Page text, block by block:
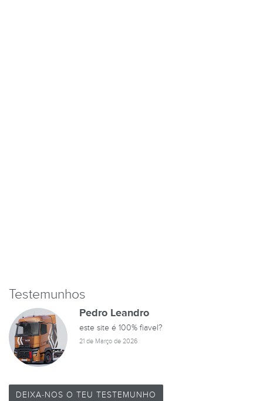
Testemunhos
Pedro Leandro
este site é 100% fiavel?
21 de Março de 2026
DEIXA-NOS O TEU TESTEMUNHO